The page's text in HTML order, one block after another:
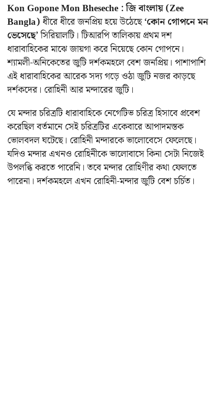
Kon Gopone Mon Bheseche : জি বাংলায় (Zee
Bangla)ধীরে ধীরে জনপ্রিয় হয়ে উঠেছে‘কোন গোপনে মন
ভেসেছে’সিরিয়ালটি। টিআরপি তালিকায় প্রথম দশ
ধারাবাহিকের মাঝে জায়গা করে নিয়েছে কোন গোপনে।
শ্যামলী-অনিকেতের জুটি দর্শকমহলে বেশ জনপ্রিয়। পাশাপাশি
এই ধারাবাহিকের আরেক সদ্য গড়ে ওঠা জুটি নজর কাড়ছে
দর্শকদের। রোহিনী আর মন্দারের জুটি।
যে মন্দার চরিত্রটি ধারাবাহিকে নেগেটিভ চরিত্র হিসাবে প্রবেশ
করেছিল বর্তমানে সেই চরিত্রটির একেবারে আপাদমস্তক
ভোলবদল ঘটেছে। রোহিনী মন্দারকে ভালোবেসে ফেলেছে।
যদিও মন্দার এখনও রোহিনীকে ভালোবাসে কিনা সেটা নিজেই
উপলব্ধি করতে পারেনি। তবে মন্দার রোহিণীর কথা ফেলতে
পারেনা। দর্শকমহলে এখন রোহিনী-মন্দার জুটি বেশ চর্চিত।